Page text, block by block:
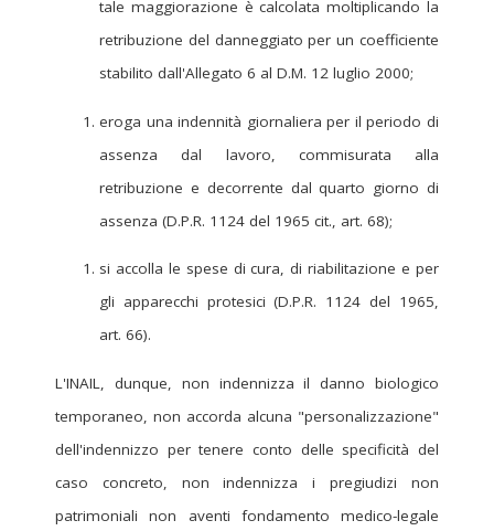
tale maggiorazione è calcolata moltiplicando la
retribuzione del danneggiato per un coefficiente
stabilito dall'Allegato 6 al D.M. 12 luglio 2000;
eroga una indennità giornaliera per il periodo di
assenza dal lavoro, commisurata alla
retribuzione e decorrente dal quarto giorno di
assenza (D.P.R. 1124 del 1965 cit., art. 68);
si accolla le spese di cura, di riabilitazione e per
gli apparecchi protesici (D.P.R. 1124 del 1965,
art. 66).
L'INAIL, dunque, non indennizza il danno biologico
temporaneo, non accorda alcuna "personalizzazione"
dell'indennizzo per tenere conto delle specificità del
caso concreto, non indennizza i pregiudizi non
patrimoniali non aventi fondamento medico-legale